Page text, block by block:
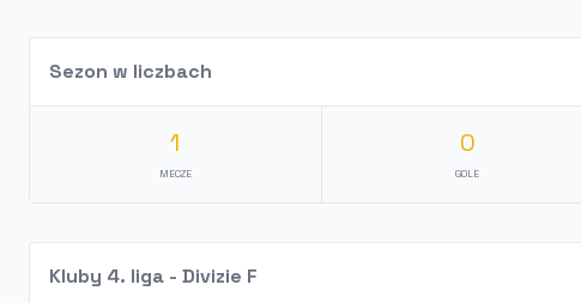
Sezon w liczbach
1
MECZE
0
GOLE
Kluby 4. liga - Divizie F